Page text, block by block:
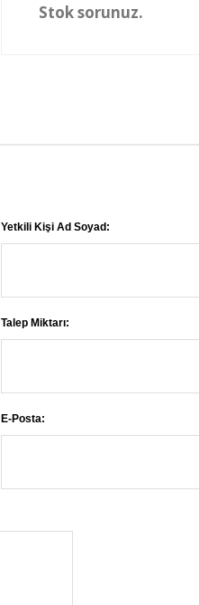
Stok sorunuz.
Yetkili Kişi Ad Soyad:
Talep Miktarı:
E-Posta: